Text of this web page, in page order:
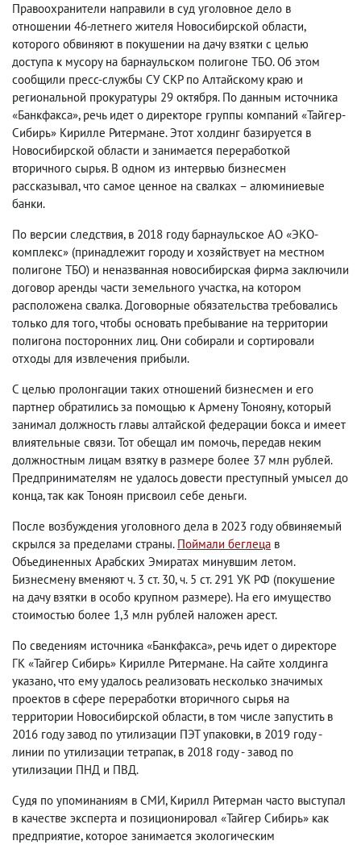
Правоохранители направили в суд уголовное дело в
отношении 46-летнего жителя Новосибирской области,
которого обвиняют в покушении на дачу взятки с целью
доступа к мусору на барнаульском полигоне ТБО. Об этом
сообщили пресс-службы СУ СКР по Алтайскому краю и
региональной прокуратуры 29 октября. По данным источника
«Банкфакса», речь идет о директоре группы компаний «Тайгер-
Сибирь» Кирилле Ритермане. Этот холдинг базируется в
Новосибирской области и занимается переработкой
вторичного сырья. В одном из интервью бизнесмен
рассказывал, что самое ценное на свалках – алюминиевые
банки.
По версии следствия, в 2018 году барнаульское АО «ЭКО-
комплекс» (принадлежит городу и хозяйствует на местном
полигоне ТБО) и неназванная новосибирская фирма заключили
договор аренды части земельного участка, на котором
расположена свалка. Договорные обязательства требовались
только для того, чтобы основать пребывание на территории
полигона посторонних лиц. Они собирали и сортировали
отходы для извлечения прибыли.
С целью пролонгации таких отношений бизнесмен и его
партнер обратились за помощью к Армену Тонояну, который
занимал должность главы алтайской федерации бокса и имеет
влиятельные связи. Тот обещал им помочь, передав неким
должностным лицам взятку в размере более 37 млн рублей.
Предпринимателям не удалось довести преступный умысел до
конца, так как Тоноян присвоил себе деньги.
После возбуждения уголовного дела в 2023 году обвиняемый
скрылся за пределами страны. Поймали беглеца в
Объединенных Арабских Эмиратах минувшим летом.
Бизнесмену вменяют ч. 3 ст. 30, ч. 5 ст. 291 УК РФ (покушение
на дачу взятки в особо крупном размере). На его имущество
стоимостью более 1,3 млн рублей наложен арест.
По сведениям источника «Банкфакса», речь идет о директоре
ГК «Тайгер Сибирь» Кирилле Ритермане. На сайте холдинга
указано, что ему удалось реализовать несколько значимых
проектов в сфере переработки вторичного сырья на
территории Новосибирской области, в том числе запустить в
2016 году завод по утилизации ПЭТ упаковки, в 2019 году -
линии по утилизации тетрапак, в 2018 году - завод по
утилизации ПНД и ПВД.
Судя по упоминаниям в СМИ, Кирилл Ритерман часто выступал
в качестве эксперта и позиционировал «Тайгер Сибирь» как
предприятие, которое занимается экологическим